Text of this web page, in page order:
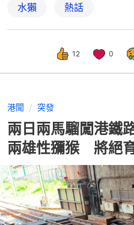
水獺 熱話
12 0
港聞 突發
兩日兩馬騮闖港鐵
兩雄性獼猴 將絕